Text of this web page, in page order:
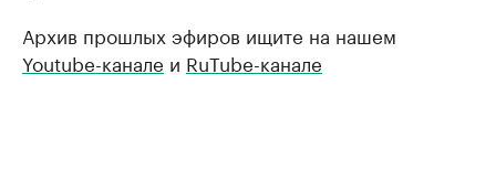
Архив прошлых эфиров ищите на нашем
Youtube-канале и RuTube-канале